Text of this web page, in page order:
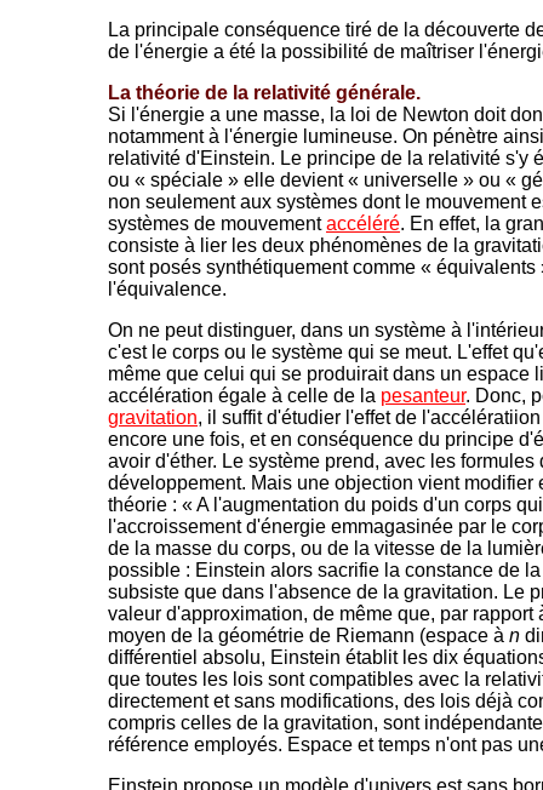
La principale conséquence tiré de la découverte
de l'énergie a été la possibilité de maîtriser
La théorie de la relativité générale.
Si l'énergie a une masse, la loi de Newton doit
notamment à l'énergie lumineuse. On pénètre
relativité d'Einstein. Le principe de la relativité s'y
ou « spéciale » elle devient « universelle » ou «
non seulement aux systèmes dont le mouvement
systèmes de mouvementaccéléré. En effet, la
consiste à lier les deux phénomènes de la
sont posés synthétiquement comme «
l'équivalence.
On ne peut distinguer, dans un système à
c'est le corps ou le système qui se meut. L'effet
même que celui qui se produirait dans un espace
accélération égale à celle de la pesanteur. Donc,
gravitation, il suffit d'étudier l'effet de
encore une fois, et en conséquence du principe
avoir d'éther. Le système prend, avec les
développement. Mais une objection vient modifier
théorie : « A l'augmentation du poids d'un corps
l'accroissement d'énergie emmagasinée par le
de la masse du corps, ou de la vitesse de la
possible : Einstein alors sacrifie la constance de
subsiste que dans l'absence de la gravitation. Le
valeur d'approximation, de même que, par
moyen de la géométrie de Riemann (espace à n
différentiel absolu, Einstein établit les dix
que toutes les lois sont compatibles avec la
directement et sans modifications, des lois déjà
compris celles de la gravitation, sont
référence employés. Espace et temps n'ont pas
Einstein propose un modèle d'univers est sans